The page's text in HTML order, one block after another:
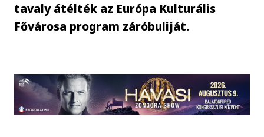
tavaly átélték az Európa Kulturális
Fővárosa program záróbuliját.